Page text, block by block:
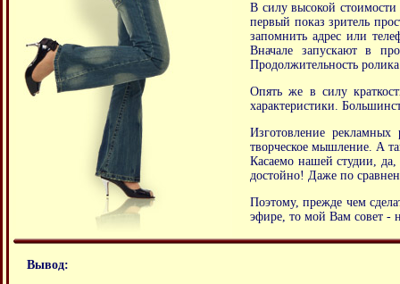
В силу высокой стоимости
первый показ зритель
запомнить адрес или
Вначале запускают в
Продолжительность
Опять же в силу
характеристики.
Изготовление рекламных
творческое мышление. А
Касаемо нашей студии,
достойно! Даже по
Поэтому, прежде чем
эфире, то мой Вам совет -
Вывод: